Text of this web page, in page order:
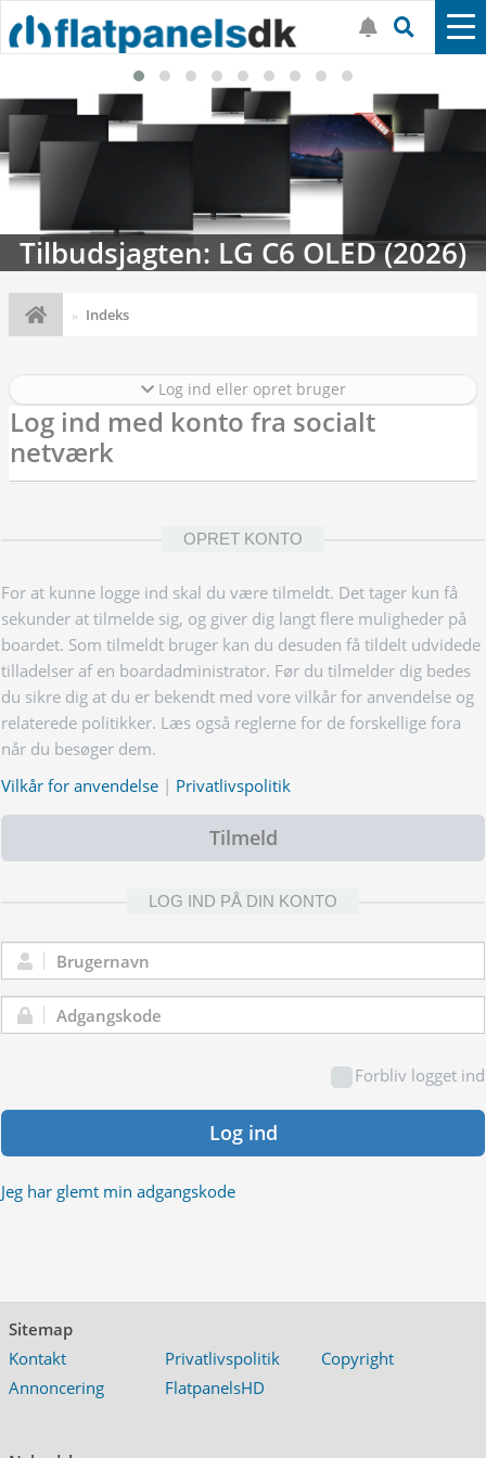
Tilbudsjagten: LG C6 OLED (2026)
Indeks
Log ind eller opret bruger
Log ind med konto fra socialt
netværk
OPRET KONTO
For at kunne logge ind skal du være tilmeldt. Det tager kun få
sekunder at tilmelde sig, og giver dig langt flere muligheder på
boardet. Som tilmeldt bruger kan du desuden få tildelt udvidede
tilladelser af en boardadministrator. Før du tilmelder dig bedes
du sikre dig at du er bekendt med vore vilkår for anvendelse og
relaterede politikker. Læs også reglerne for de forskellige fora
når du besøger dem.
Vilkår for anvendelse | Privatlivspolitik
Tilmeld
LOG IND PÅ DIN KONTO
Brugernavn:
Adgangskode:
Forbliv logget ind
Log ind
Jeg har glemt min adgangskode
Sitemap
Kontakt
Privatlivspolitik
Copyright
Annoncering
FlatpanelsHD